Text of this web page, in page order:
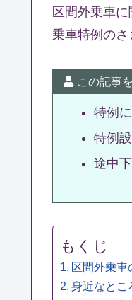
区間外乗車
乗車特例のさ
この記事
特例
特例
途中
もくじ
区間外乗車
身近なとこ